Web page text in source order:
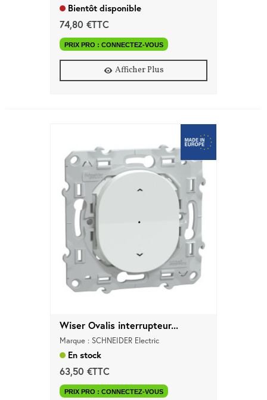
Bientôt disponible
74,80 €TTC
PRIX PRO : CONNECTEZ-VOUS
Afficher Plus
Wiser Ovalis interrupteur...
Marque : SCHNEIDER Electric
En stock
63,50 €TTC
PRIX PRO : CONNECTEZ-VOUS